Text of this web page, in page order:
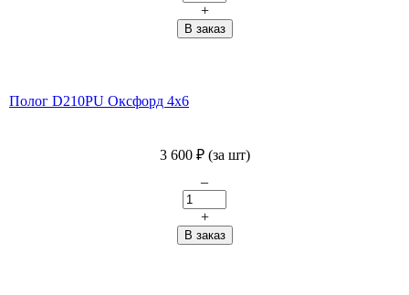
+
Полог D210PU Оксфорд 4x6
3 600 ₽ (за шт)
–
+